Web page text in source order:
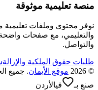
منصة تعليمية موثوقة
نوفر محتوى وملفات
والتعليمي، مع صفحات
والتواصل.
طلبات حقوق الملكية والإزالة
©
2026 موقع الأيمان. جميع
صنع بـ
فيالأردن